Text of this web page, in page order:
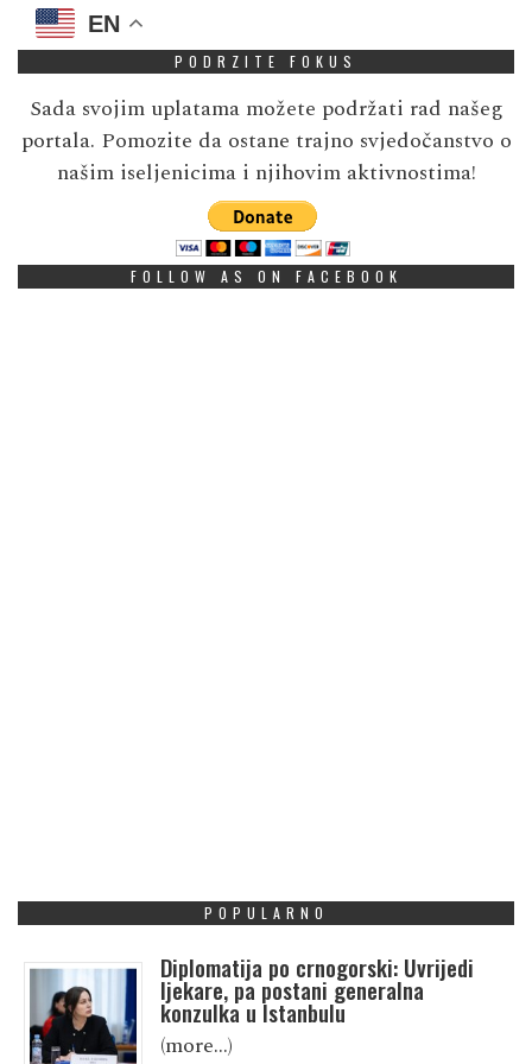
EN
PODRZITE FOKUS
Sada svojim uplatama možete podržati rad našeg
portala. Pomozite da ostane trajno svjedočanstvo o
našim iseljenicima i njihovim aktivnostima!
FOLLOW AS ON FACEBOOK
POPULARNO
Diplomatija po crnogorski: Uvrijedi
ljekare, pa postani generalna
konzulka u Istanbulu
(more…)